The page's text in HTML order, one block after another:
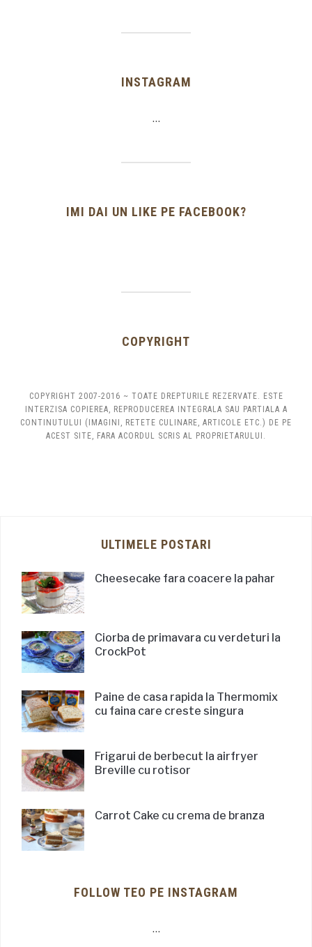
INSTAGRAM
…
IMI DAI UN LIKE PE FACEBOOK?
COPYRIGHT
COPYRIGHT 2007-2016 ~ TOATE DREPTURILE REZERVATE. ESTE
INTERZISA COPIEREA, REPRODUCEREA INTEGRALA SAU PARTIALA A
CONTINUTULUI (IMAGINI, RETETE CULINARE, ARTICOLE ETC.) DE PE
ACEST SITE, FARA ACORDUL SCRIS AL PROPRIETARULUI.
ULTIMELE POSTARI
Cheesecake fara coacere la pahar
Ciorba de primavara cu verdeturi la
CrockPot
Paine de casa rapida la Thermomix
cu faina care creste singura
Frigarui de berbecut la airfryer
Breville cu rotisor
Carrot Cake cu crema de branza
FOLLOW TEO PE INSTAGRAM
…